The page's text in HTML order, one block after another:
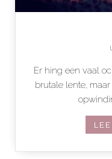
Er hing een vaal
brutale lente,